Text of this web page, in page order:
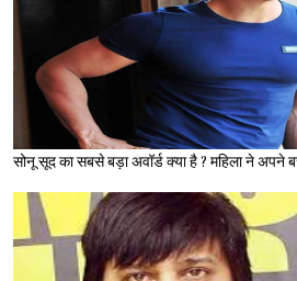
सोनू सूद का सबसे बड़ा अवॉर्ड क्या है